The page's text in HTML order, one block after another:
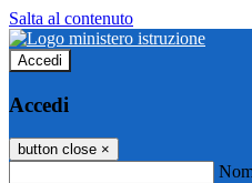
Salta al contenuto
Accedi
Accedi
button close ×